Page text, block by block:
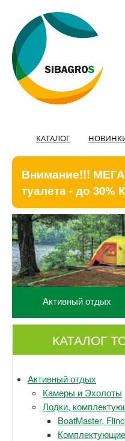
КАТАЛОГ
Внимание!!! МЕГА
туалета - до 30%
Активный отдых
КАТАЛОГ
Активный отдых
Камеры и Эхолоты
Лодки,
BoatMaster,